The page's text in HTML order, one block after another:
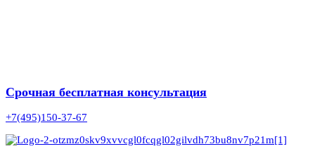
Срочная бесплатная консультация
+7(495)150-37-67